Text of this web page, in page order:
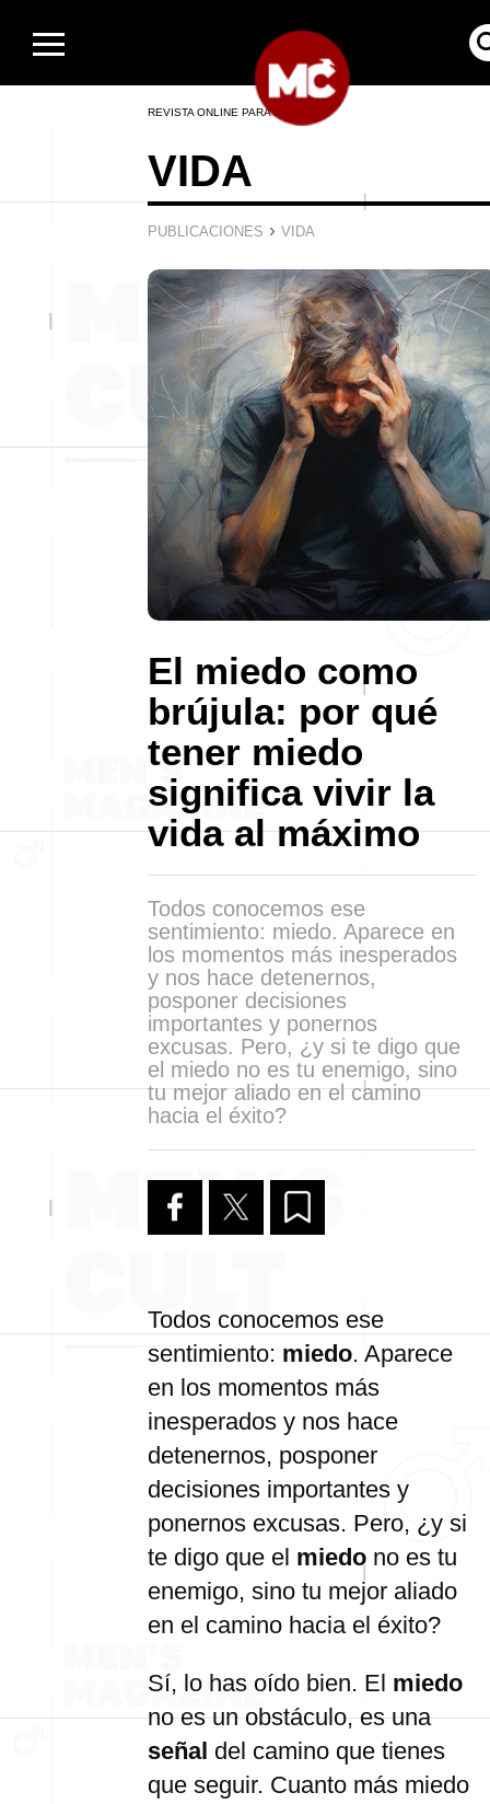
REVISTA ONLINE PARA HOMBRES
VIDA
PUBLICACIONES › VIDA
El miedo como
brújula: por qué
tener miedo
significa vivir la
vida al máximo
Todos conocemos ese
sentimiento: miedo. Aparece en
los momentos más inesperados
y nos hace detenernos,
posponer decisiones
importantes y ponernos
excusas. Pero, ¿y si te digo que
el miedo no es tu enemigo, sino
tu mejor aliado en el camino
hacia el éxito?
Todos conocemos ese
sentimiento: miedo. Aparece
en los momentos más
inesperados y nos hace
detenernos, posponer
decisiones importantes y
ponernos excusas. Pero, ¿y si
te digo que el miedo no es tu
enemigo, sino tu mejor aliado
en el camino hacia el éxito?
Sí, lo has oído bien. El miedo
no es un obstáculo, es una
señal del camino que tienes
que seguir. Cuanto más miedo